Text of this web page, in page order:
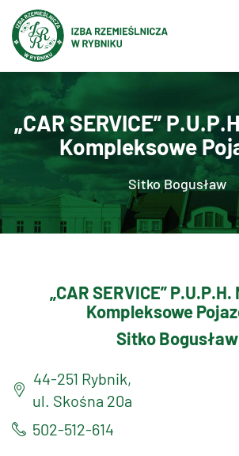
„CAR SERVICE”
Kompleksowe
Sitko Bogusław
„CAR SERVICE”
Kompleksowe
Sitko Bogusław
44-251 Rybnik,
ul. Skośna 20a
502-512-614